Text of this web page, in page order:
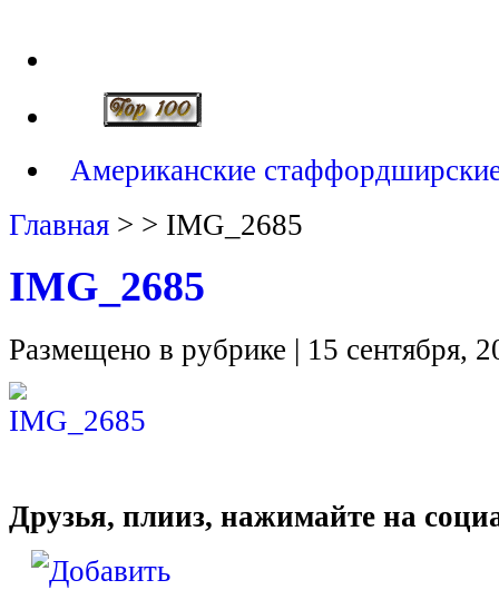
Американские
Главная > > IMG_2685
IMG_2685
Размещено в рубрике | 15 сентября,
Друзья, плииз, нажимайте на